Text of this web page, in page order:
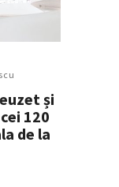
și
120
de la